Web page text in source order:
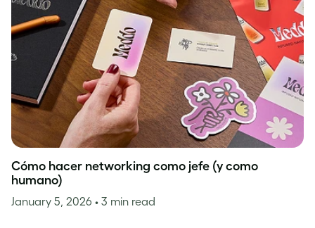
Cómo hacer networking como jefe (y como
humano)
January 5, 2026 • 3 min read